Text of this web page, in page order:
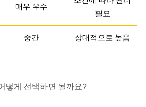
매우 우수
필요
중간 상대적으로 높음
떻게 선택하면 될까요?